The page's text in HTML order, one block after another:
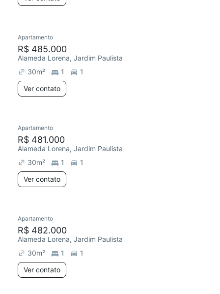
Redecorar
Apartamento
R$ 485.000
Alameda Lorena, Jardim Paulista
30m² 1
1
Ver contato
Redecorar
Apartamento
R$ 481.000
Alameda Lorena, Jardim Paulista
30m² 1
1
Ver contato
Redecorar
Apartamento
R$ 482.000
Alameda Lorena, Jardim Paulista
30m² 1
1
Ver contato